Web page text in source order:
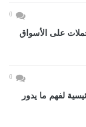
0
على الأسواق
0
لفهم ما يدور